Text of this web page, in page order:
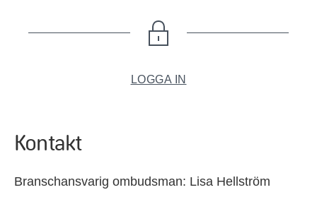
LOGGA IN
Kontakt
Branschansvarig ombudsman: Lisa Hellström